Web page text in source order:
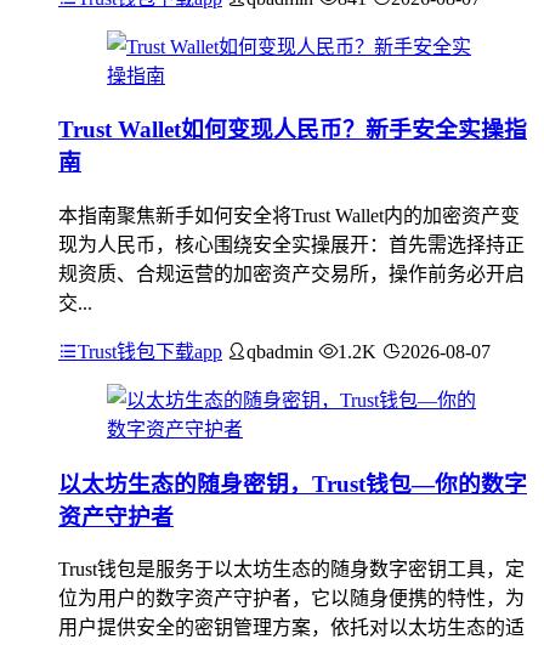
Trust Wallet如何变现人民币？新手安全实操指
南
本指南聚焦新手如何安全将Trust Wallet内的加密资产变
现为人民币，核心围绕安全实操展开：首先需选择持正
规资质、合规运营的加密资产交易所，操作前务必开启
交...
Trust钱包下载app qbadmin 1.2K 2026-08-07
以太坊生态的随身密钥，Trust钱包—你的数字
资产守护者
Trust钱包是服务于以太坊生态的随身数字密钥工具，定
位为用户的数字资产守护者，它以随身便携的特性，为
用户提供安全的密钥管理方案，依托对以太坊生态的适